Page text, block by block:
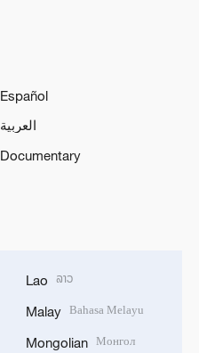
Español
العربية
Documentary
Lao ລາວ
Malay Bahasa Melayu
Mongolian Монгол